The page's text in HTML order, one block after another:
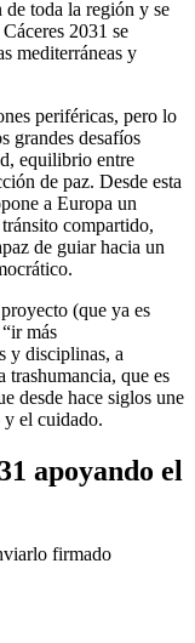
de toda la región y se
2031 se
mediterráneas y
periféricas, pero lo
grandes desafíos
equilibrio entre
de paz. Desde esta
a Europa un
compartido,
de guiar hacia un
(que ya es
más
y disciplinas, a
trashumancia, que es
desde hace siglos une
el cuidado.
apoyando el
firmado